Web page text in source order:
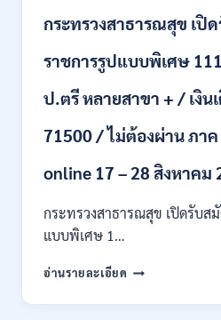
ยินดี
นักศึกษา
ใหม่
สมัคร
8
กระทรวงสาธารณสุข เปิ
ราชการรูปแบบพิเศษ
ป.ตรี หลายสาขา + / เงิน
71500 / ไม่ต้องผ่าน ภา
online 17 – 28 สิงหาคม
กระทรวงสาธารณสุข เปิดรับส
แบบพิเศษ 1…
อ่านรายละเอียด กระทรวง
เปิด